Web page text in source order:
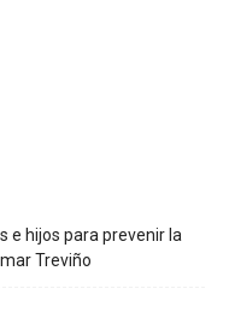
e hijos para prevenir la
Treviño